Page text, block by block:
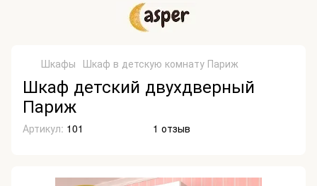
Шкафы Шкаф в детскую комнату Париж
Шкаф детский двухдверный
Париж
Артикул: 101 1 отзыв